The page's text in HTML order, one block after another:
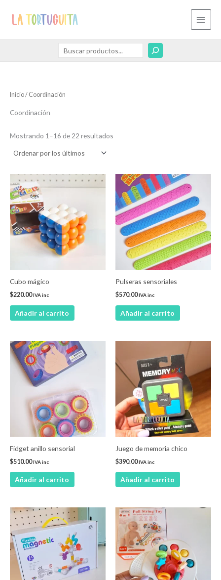
c
a
Inicio/ Coordinación
Coordinación
Mostrando 1–16 de 22 resultados
Cubo mágico
$220.00IVA inc
Añadir al carrito
Pulseras sensoriales
$570.00IVA inc
Añadir al carrito
Fidget anillo sensorial
$510.00IVA inc
Añadir al carrito
Juego de memoria chico
$390.00IVA inc
Añadir al carrito